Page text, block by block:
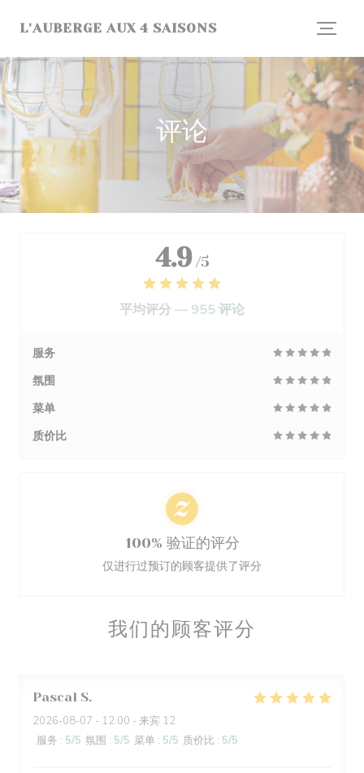
L'AUBERGE AUX 4 SAISONS
评论
我们的顾客评分
Pascal S
2026-08-07 - 12:00 - 来宾 12
服务 : 5/5 氛围 : 5/5 菜单 : 5/5 质价比 : 5/5
4.9 /5
平均评分 — 955 评论
服务
氛围
菜单
质价比
100% 验证的评分
仅进行过预订的顾客提供了评分